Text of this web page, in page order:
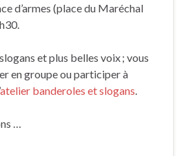
d’armes (place du Maréchal
et plus belles voix ; vous
en groupe ou participer à
atelier banderoles et slogans.
…